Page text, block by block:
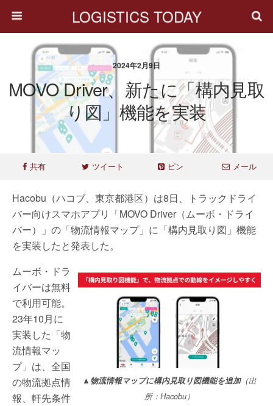
LOGISTICS TODAY
2024年2月9日
MOVO Driver、新たに「構内見取
り図」機能を実装
共有 ツイート ピン メール
Hacobu（ハコブ、東京都港区）は8日、トラックドライ
バー向けスマホアプリ「MOVO Driver（ムーボ・ドライ
バー）」の「物流情報マップ」に「構内見取り図」機能
を実装したと発表した。
▲物流情報マップに構内見取り図機能を追加（出
所：Hacobu）
ムーボ・ドラ
イバーは無料
で利用可能。
23年10月に
実装した「物
流情報マッ
プ」は、全国
の物流拠点情
報、軒先条件